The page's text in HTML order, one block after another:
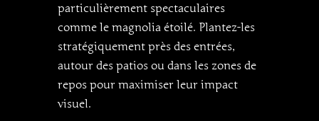
particulièrement spectaculaires
comme le magnolia étoilé. Plantez-les
stratégiquement près des entrées,
autour des patios ou dans les zones de
repos pour maximiser leur impact
visuel.